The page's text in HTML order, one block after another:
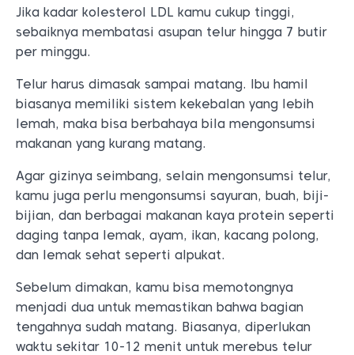
Jika kadar kolesterol LDL kamu cukup tinggi,
sebaiknya membatasi asupan telur hingga 7 butir
per minggu.
Telur harus dimasak sampai matang. Ibu hamil
biasanya memiliki sistem kekebalan yang lebih
lemah, maka bisa berbahaya bila mengonsumsi
makanan yang kurang matang.
Agar gizinya seimbang, selain mengonsumsi telur,
kamu juga perlu mengonsumsi sayuran, buah, biji-
bijian, dan berbagai makanan kaya protein seperti
daging tanpa lemak, ayam, ikan, kacang polong,
dan lemak sehat seperti alpukat.
Sebelum dimakan, kamu bisa memotongnya
menjadi dua untuk memastikan bahwa bagian
tengahnya sudah matang. Biasanya, diperlukan
waktu sekitar 10-12 menit untuk merebus telur